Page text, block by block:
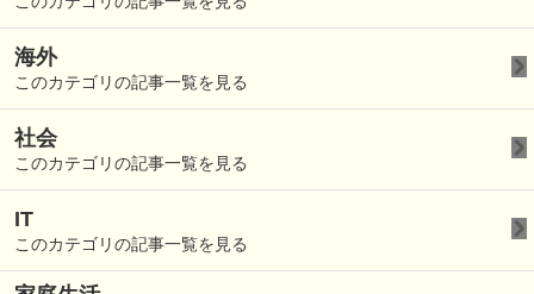
海外
このカテゴリの記事一覧を見る
社会
このカテゴリの記事一覧を見る
IT
このカテゴリの記事一覧を見る